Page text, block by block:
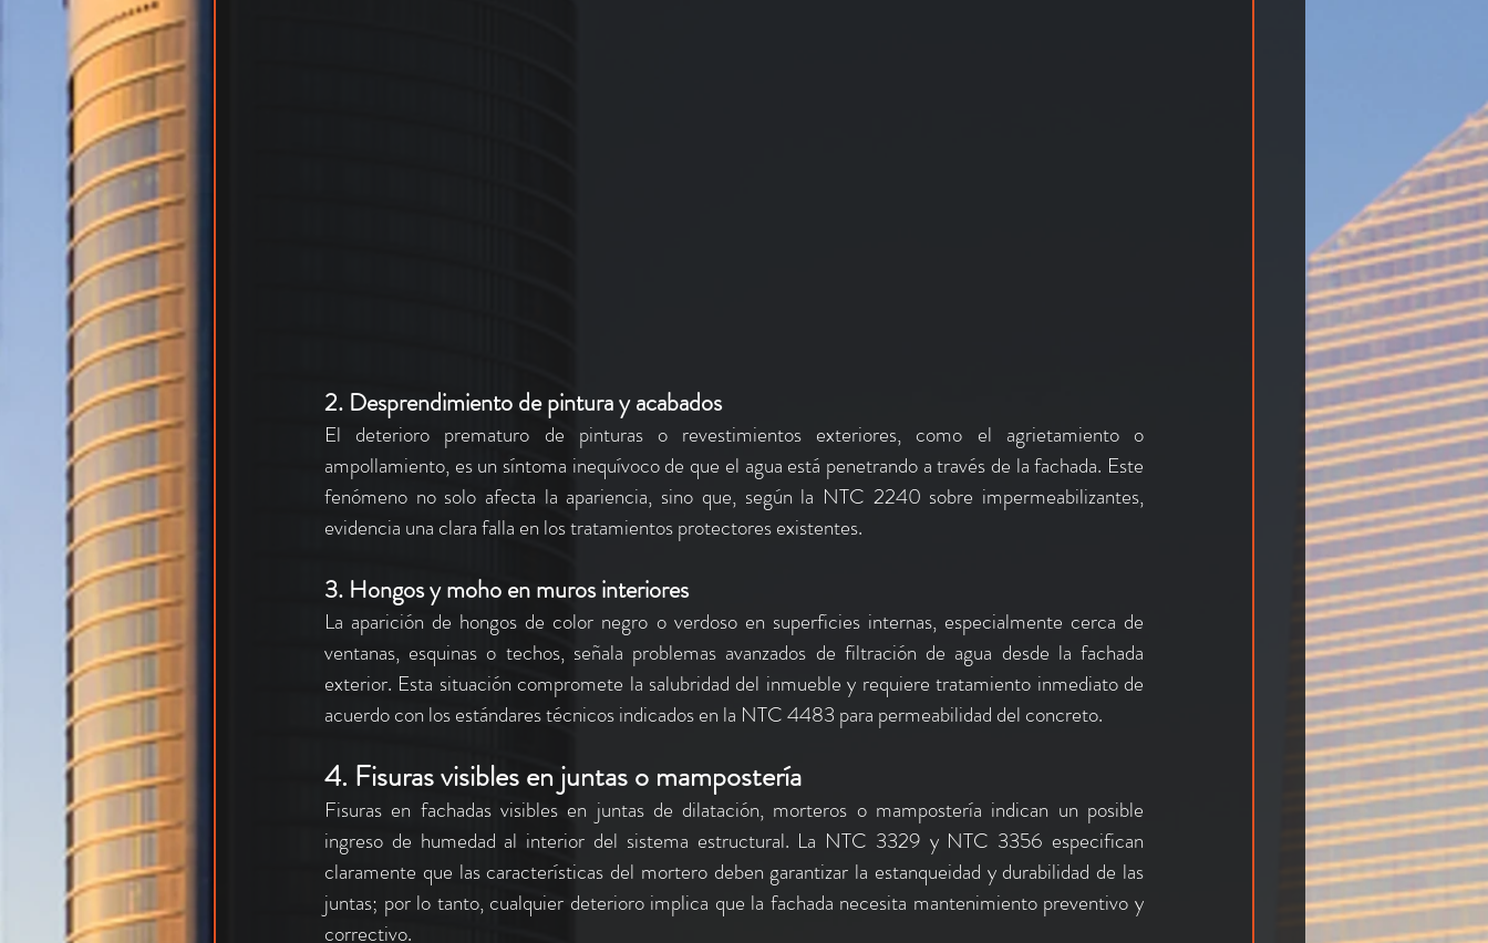
2. Desprendimiento de pintura y acabados
El deterioro prematuro de pinturas o revestimientos exteriores, como el agrietamiento o
ampollamiento, es un síntoma inequívoco de que el agua está penetrando a través de la fachada. Este
fenómeno no solo afecta la apariencia, sino que, según la NTC 2240 sobre impermeabilizantes,
evidencia una clara falla en los tratamientos protectores existentes.
3. Hongos y moho en muros interiores
La aparición de hongos de color negro o verdoso en superficies internas, especialmente cerca de
ventanas, esquinas o techos, señala problemas avanzados de filtración de agua desde la fachada
exterior. Esta situación compromete la salubridad del inmueble y requiere tratamiento inmediato de
acuerdo con los estándares técnicos indicados en la NTC 4483 para permeabilidad del concreto.
4. Fisuras visibles en juntas o mampostería
Fisuras en fachadas visibles en juntas de dilatación, morteros o mampostería indican un posible
ingreso de humedad al interior del sistema estructural. La NTC 3329 y NTC 3356 especifican
claramente que las características del mortero deben garantizar la estanqueidad y durabilidad de las
juntas; por lo tanto, cualquier deterioro implica que la fachada necesita mantenimiento preventivo y
correctivo.